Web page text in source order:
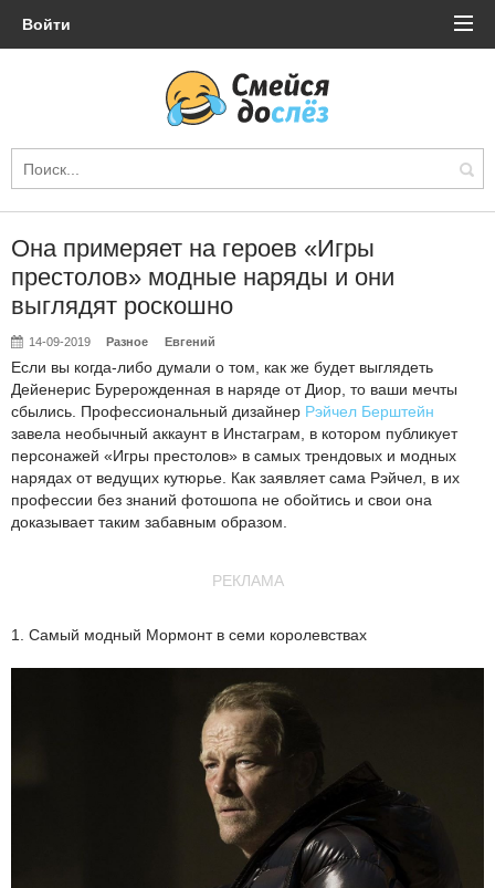
Войти
Она примеряет на героев «Игры
престолов» модные наряды и они
выглядят роскошно
14-09-2019 Разное Евгений
Если вы когда-либо думали о том, как же будет выглядеть
Дейенерис Бурерожденная в наряде от Диор, то ваши мечты
сбылись. Профессиональный дизайнер Рэйчел Берштейн
завела необычный аккаунт в Инстаграм, в котором публикует
персонажей «Игры престолов» в самых трендовых и модных
нарядах от ведущих кутюрье. Как заявляет сама Рэйчел, в их
профессии без знаний фотошопа не обойтись и свои она
доказывает таким забавным образом.
РЕКЛАМА
1. Самый модный Мормонт в семи королевствах